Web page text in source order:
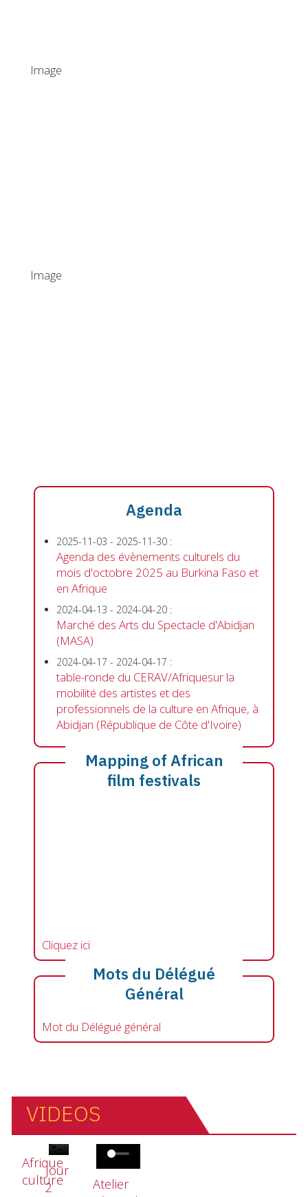
Image
Image
Agenda
2025-11-03 - 2025-11-30 :
Agenda des évènements culturels du
mois d'octobre 2025 au Burkina Faso et
en Afrique
2024-04-13 - 2024-04-20 :
Marché des Arts du Spectacle d'Abidjan
(MASA)
2024-04-17 - 2024-04-17 :
table-ronde du CERAV/Afriquesur la
mobilité des artistes et des
professionnels de la culture en Afrique, à
Abidjan (République de Côte d'Ivoire)
Mapping of African
film festivals
Cliquez ici
Mots du Délégué
Général
Mot du Délégué général
VIDEOS
Fichier vidéo
Afrique
culture
Fichier vidéo
Jour
2
Fichier vidéo
Atelier